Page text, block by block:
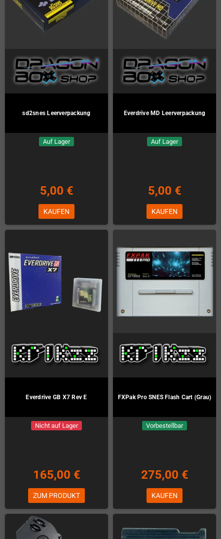
sd2snes Leerverpackung
Auf Lager
5,00 €
KAUFEN
Everdrive MD Leerverpackung
Auf Lager
5,00 €
KAUFEN
Everdrive GB X7 Rev E
Nicht auf Lager
165,00 €
ZUM PRODUKT
FXPak Pro SNES Flash Cart (Grau)
Vorbestellbar
275,00 €
KAUFEN